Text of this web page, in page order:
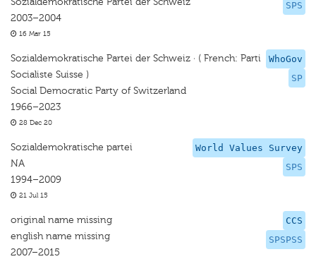
SPS
2003–2004
16 Mar 15
WhoGov
SP
Sozialdemokratische Partei der Schweiz · ( French: Parti
Socialiste Suisse )
Social Democratic Party of Switzerland
1966–2023
28 Dec 20
World Values Survey
SPS
Sozialdemokratische partei
NA
1994–2009
21 Jul 15
CCS
SPSPSS
original name missing
english name missing
2007–2015